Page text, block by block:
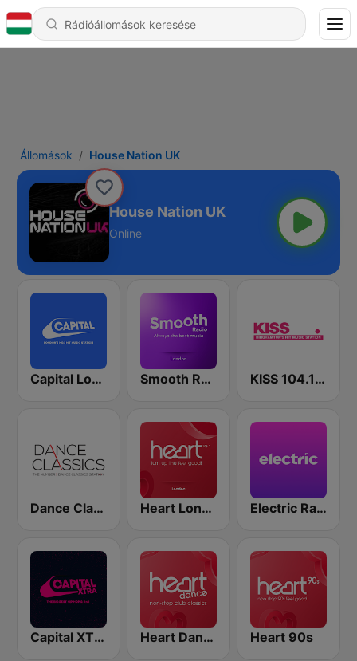
Állomások House Nation UK
House Nation UK
Online
Capital London Smooth Radio London KISS 104.1 FM
Dance Classics Heart London Electric Radio
Capital XTRA London Heart Dance Heart 90s